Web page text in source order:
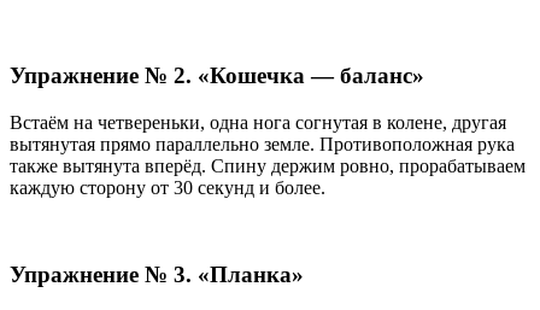
Упражнение № 2. «Кошечка — баланс»
Встаём на четвереньки, одна нога согнутая в колене, другая
вытянутая прямо параллельно земле. Противоположная рука
также вытянута вперёд. Спину держим ровно, прорабатываем
каждую сторону от 30 секунд и более.
Упражнение № 3. «Планка»